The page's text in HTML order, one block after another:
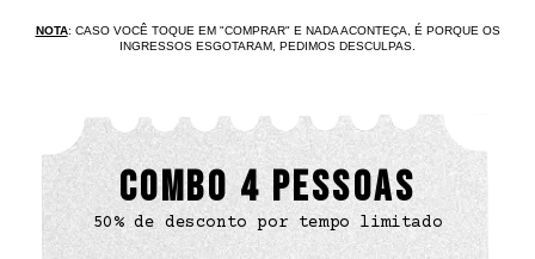
NOTA: CASO VOCÊ TOQUE EM "COMPRAR" E NADA ACONTEÇA, É PORQUE OS
INGRESSOS ESGOTARAM, PEDIMOS DESCULPAS.
COMBO 4 PESSOAS
50% de desconto por tempo limitado